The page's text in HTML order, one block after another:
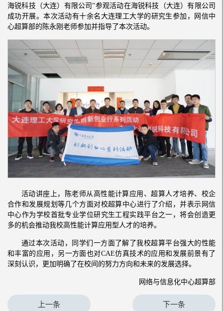
海锐科技（大连）有限公司”参观活动在海锐科技（大连）有限公司
成功开展。本次活动有十余名大连理工大学的研究生参加，网信中
心超算部的陈永刚老师参加并指导了本次活动。
活动讲座上，陈老师从高性能计算应用、超算人才培养、校企
合作和发展规划等几个方面对校超算中心进行了介绍，并表示网信
中心作为学校首批专业学位研究生工程实践平台之一，将会创造更
多的机会推动我校高性能计算应用型人才的培养。
通过本次活动，同学们一方面了解了我校超算平台强大的性能
和丰富的应用，另一方面也对CAE仿真技术的应用和发展前景有了
深刻认识，更加明确了在校间的努力方向和未来的发展选择。
网络与信息化中心超算部
上一条 下一条